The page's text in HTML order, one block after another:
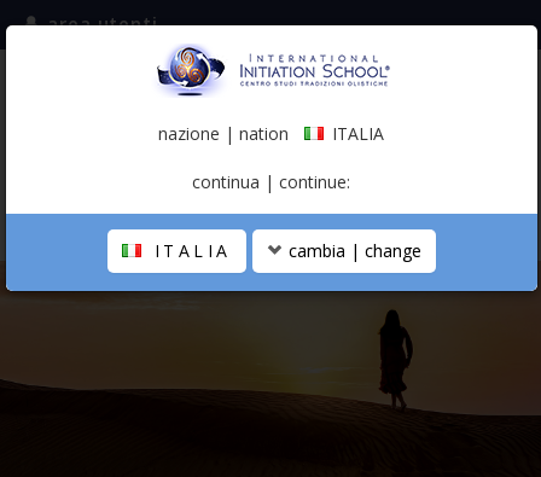
iscriviti alla mailing list
(italiano)
area utenti
LA SCUOLA
nazione | nation ITALIA
continua | continue:
ITALIA cambia | change